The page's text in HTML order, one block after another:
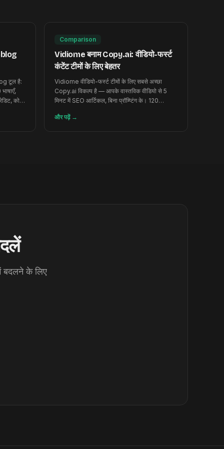
टूल है:
कोई
Comparison
Vidiome बनाम Copy.ai: वीडियो-फर्स्ट
कंटेंट टीमों के लिए बेहतर
Vidiome वीडियो-फर्स्ट टीमों के लिए सबसे अच्छा
Copy.ai विकल्प है — आपके वास्तविक वीडियो से 5
मिनट में SEO आर्टिकल, बिना प्रॉम्प्टिंग के। 120
और पढ़ें→
बदलने के लिए